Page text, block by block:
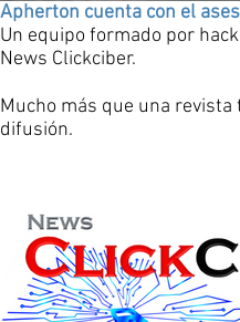
Apherton cuenta con el
Un equipo formado por
News Clickciber.
Mucho más que una
difusión.